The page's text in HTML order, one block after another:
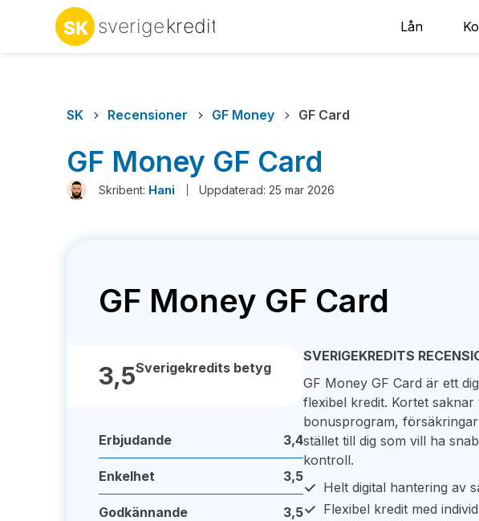
Lån
SK Recensioner GF Money GF Card
GF Money GF Card
Skribent: Hani Uppdaterad: 25 mar 2026
GF Money GF Card
3,5Sverigekredits betyg
Erbjudande 3,4
Enkelhet 3,5
Godkännande 3,5
SVERIGEKREDITS
GF Money GF Card är ett
flexibel kredit. Kortet
bonusprogram,
stället till dig som vill ha
kontroll.
Helt digital hantering av
Flexibel kredit med